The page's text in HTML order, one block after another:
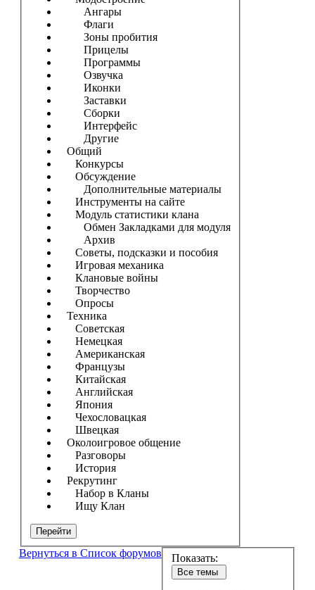
Ангары
Флаги
Зоны пробития
Прицелы
Программы
Озвучка
Иконки
Заставки
Сборки
Интерфейс
Другие
Общий
Конкурсы
Обсуждение
Дополнительные материалы
Инструменты на сайте
Модуль статистики клана
Обмен Закладками для модуля
Архив
Советы, подсказки и пособия
Игровая механика
Клановые войны
Творчество
Опросы
Техника
Советская
Немецкая
Американская
Французы
Китайская
Английская
Япония
Чехословацкая
Швецкая
Околоигровое общение
Разговоры
История
Рекрутинг
Набор в Кланы
Ищу Клан
Перейти
Вернуться в Список форумов Показать:
Все темы